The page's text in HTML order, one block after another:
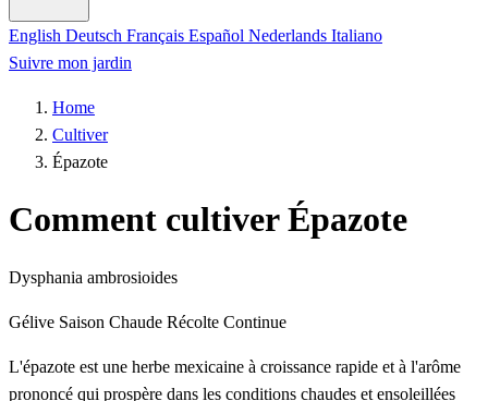
English Deutsch Français Español Nederlands Italiano
Suivre mon jardin
Home
Cultiver
Épazote
Comment cultiver Épazote
Dysphania ambrosioides
Gélive Saison Chaude Récolte Continue
L'épazote est une herbe mexicaine à croissance rapide et à l'arôme
prononcé qui prospère dans les conditions chaudes et ensoleillées